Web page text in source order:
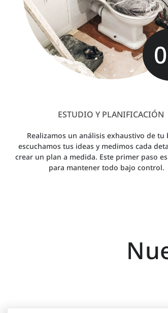
ESTUDIO Y PLANIFICACIÓN
Realizamos un análisis exhaustivo de tu
escuchamos tus ideas y medimos cada
crear un plan a medida. Este primer paso
para mantener todo bajo control.